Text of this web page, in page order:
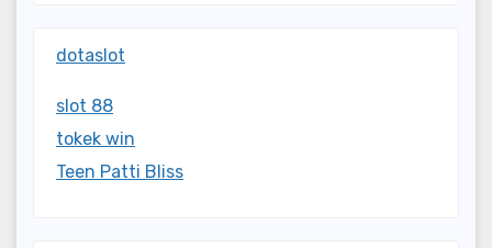
dotaslot
slot 88
tokek win
Teen Patti Bliss